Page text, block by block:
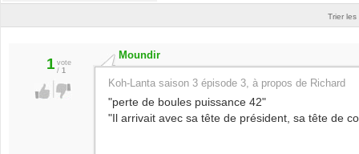
Trier
1 vote
/ 1
Moundir
Koh-Lanta saison 3 épisode 3, à propos de Richard
"perte de boules puissance 42"
"Il arrivait avec sa tête de président, sa tête de